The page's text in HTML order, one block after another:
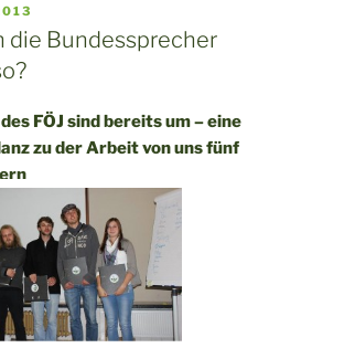
die Bundessprecher
FÖJ sind bereits um – eine
zu der Arbeit von uns fünf